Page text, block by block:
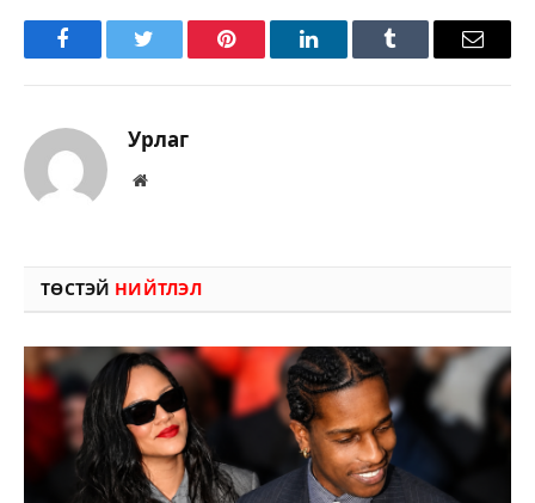
FacebookTwitter Pinterest LinkedInTumblr Имэйл
Урлаг
Вэбсайт
ТӨСТЭЙ НИЙТЛЭЛ